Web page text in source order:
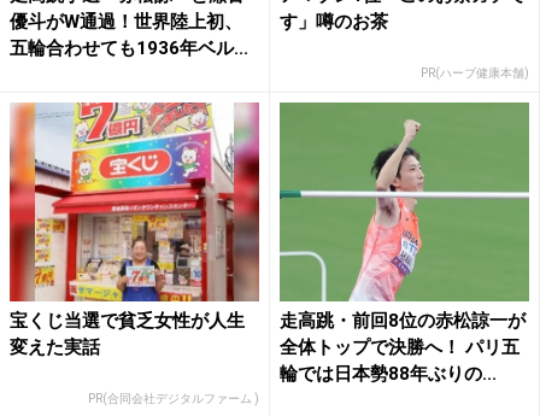
優斗がW通過！世界陸上初、
五輪合わせても1936年ベル...
す」噂のお茶
PR(ハーブ健康本舗)
宝くじ当選で貧乏女性が人生
変えた実話
PR(合同会社デジタルファーム )
走高跳・前回8位の赤松諒一が
全体トップで決勝へ！ パリ五
輪では日本勢88年ぶりの...